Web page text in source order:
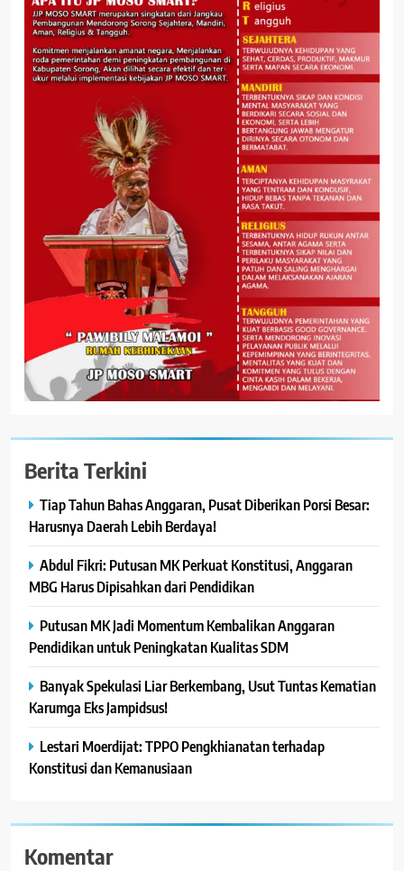
Berita Terkini
Tiap Tahun Bahas Anggaran, Pusat Diberikan Porsi Besar:
Harusnya Daerah Lebih Berdaya!
Abdul Fikri: Putusan MK Perkuat Konstitusi, Anggaran
MBG Harus Dipisahkan dari Pendidikan
Putusan MK Jadi Momentum Kembalikan Anggaran
Pendidikan untuk Peningkatan Kualitas SDM
Banyak Spekulasi Liar Berkembang, Usut Tuntas Kematian
Karumga Eks Jampidsus!
Lestari Moerdijat: TPPO Pengkhianatan terhadap
Konstitusi dan Kemanusiaan
Komentar